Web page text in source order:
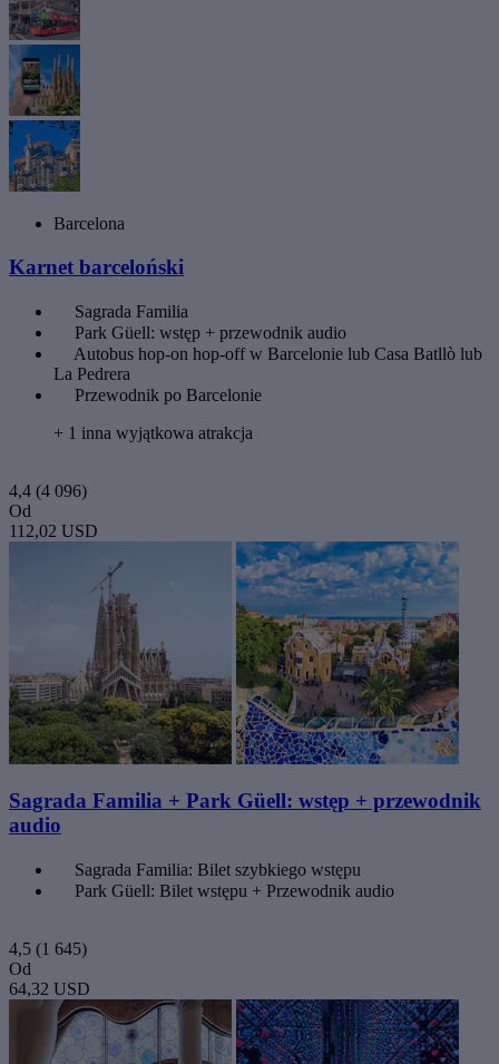
Barcelona
Karnet barceloński
Sagrada Familia
Park Güell: wstęp + przewodnik audio
Autobus hop-on hop-off w Barcelonie lub Casa Batllò lub
La Pedrera
Przewodnik po Barcelonie
+ 1 inna wyjątkowa atrakcja
4,4 (4 096)
Od
112,02 USD
Sagrada Familia + Park Güell: wstęp + przewodnik
audio
Sagrada Familia: Bilet szybkiego wstępu
Park Güell: Bilet wstępu + Przewodnik audio
4,5 (1 645)
Od
64,32 USD